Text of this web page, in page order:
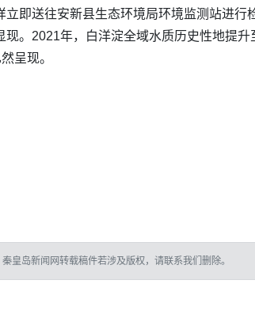
即送往安新县生态环境局环境监测站进行
现。2021年，白洋淀全域水质历史性地提
呈现。
皇岛新闻网转载稿件若涉及版权，请联系我们删除。